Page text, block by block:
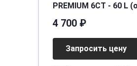
PREMIUM 6СТ - 60 L (о.п) низ.
4 700 ₽
Запросить цену